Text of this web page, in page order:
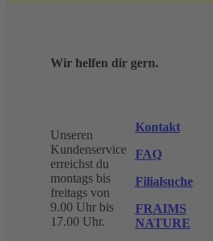
Wir helfen dir gern.
Unseren
Kundenservice
erreichst du
montags bis
freitags von
9.00 Uhr bis
17.00 Uhr.
Kontakt
FAQ
Filialsuche
FRAIMS
NATURE